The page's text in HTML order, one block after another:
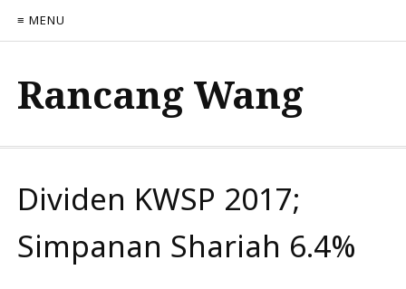
≡ MENU
Rancang Wang
Dividen KWSP 2017;
Simpanan Shariah 6.4%